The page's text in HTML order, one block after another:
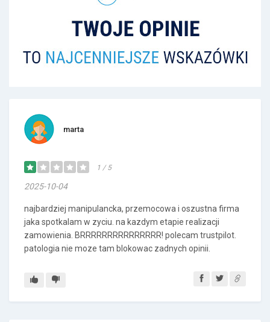
marta
1 / 5
2025-10-04
najbardziej manipulancka, przemocowa i oszustna firma
jaka spotkalam w zyciu. na kazdym etapie realizacji
zamowienia. BRRRRRRRRRRRRRRR! polecam trustpilot.
patologia nie moze tam blokowac zadnych opinii.